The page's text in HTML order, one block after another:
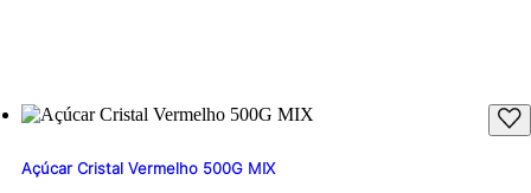
Açúcar Cristal Vermelho 500G MIX